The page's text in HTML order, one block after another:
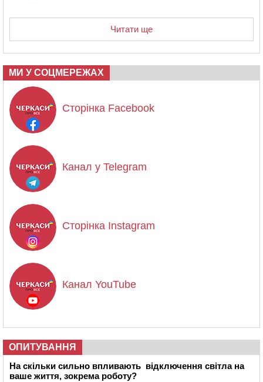
Читати ще
МИ У СОЦМЕРЕЖАХ
Сторінка Facebook
Канал у Telegram
Сторінка Instagram
Канал YouTube
ОПИТУВАННЯ
На скільки сильно впливають відключення світла на
ваше життя, зокрема роботу?